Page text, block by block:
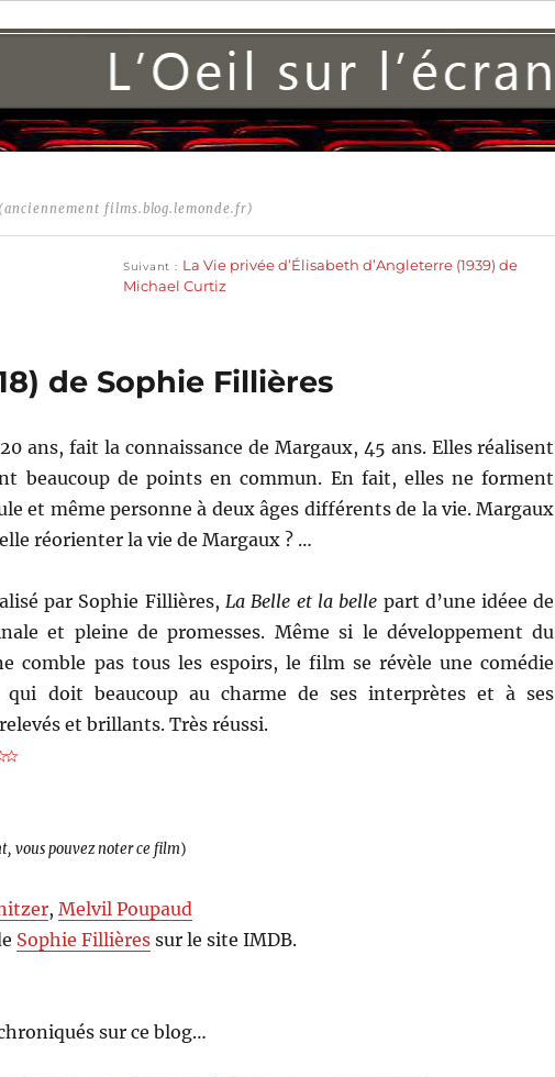
(anciennement films.blog.lemonde.fr)
Suivant
La Vie privée d’Élisabeth d’Angleterre (1939) de
Michael Curtiz
de Sophie Fillières
ans, fait la connaissance de Margaux, 45 ans. Elles réalisent
beaucoup de points en commun. En fait, elles ne forment
et même personne à deux âges différents de la vie. Margaux
réorienter la vie de Margaux ? …
par Sophie Fillières, La Belle et la belle part d’une idéee de
et pleine de promesses. Même si le développement du
comble pas tous les espoirs, le film se révèle une comédie
qui doit beaucoup au charme de ses interprètes et à ses
et brillants. Très réussi.
vous pouvez noter ce film)
,Melvil Poupaud
Sophie Fillières sur le site IMDB.
sur ce blog…